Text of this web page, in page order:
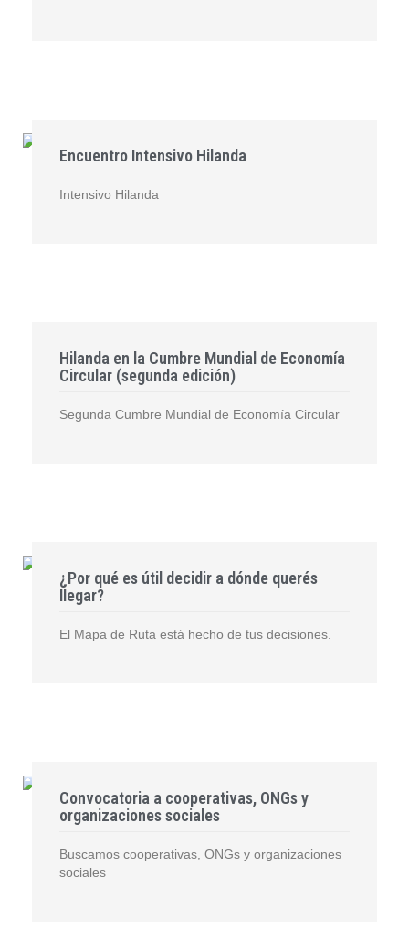
Encuentro Intensivo Hilanda
Intensivo Hilanda
Hilanda en la Cumbre Mundial de Economía
Circular (segunda edición)
Segunda Cumbre Mundial de Economía Circular
¿Por qué es útil decidir a dónde querés
llegar?
El Mapa de Ruta está hecho de tus decisiones.
Convocatoria a cooperativas, ONGs y
organizaciones sociales
Buscamos cooperativas, ONGs y organizaciones
sociales